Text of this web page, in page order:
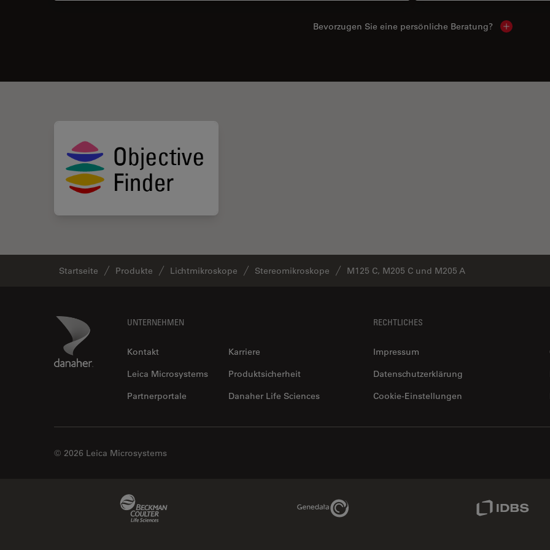
Bevorzugen Sie eine persönliche Beratung? Show local
Startseite Produkte Lichtmikroskope Stereomikroskope M125 C, M205 C und M205 A
Danaher Logo UNTERNEHMEN
Kontakt
Karriere
Leica Microsystems
Produktsicherheit
Partnerportale
Danaher Life Sciences
RECHTLICHES
Impressum
Datenschutzerklärung
Cookie-Einstellungen
© 2026 Leica Microsystems
Genedata Link